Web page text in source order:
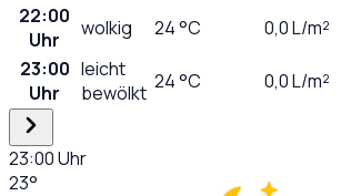
22:00
Uhr
wolkig 24°C 0,0L/m²
23:00
Uhr
leicht
bewölkt 24°C 0,0L/m²
23:00Uhr
23°